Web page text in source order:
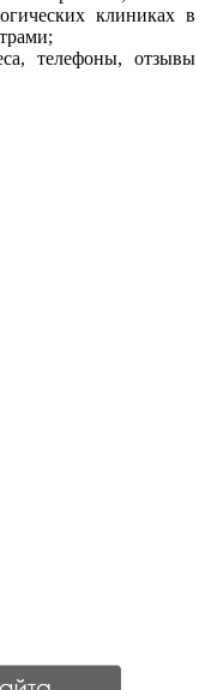
клиниках в
телефоны, отзывы